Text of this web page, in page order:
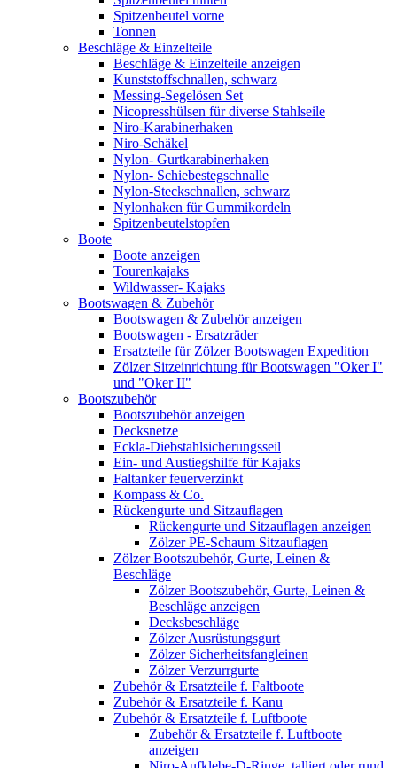
Spitzenbeutel vorne
Tonnen
Beschläge & Einzelteile
Beschläge & Einzelteile anzeigen
Kunststoffschnallen, schwarz
Messing-Segelösen Set
Nicopresshülsen für diverse Stahlseile
Niro-Karabinerhaken
Niro-Schäkel
Nylon- Gurtkarabinerhaken
Nylon- Schiebestegschnalle
Nylon-Steckschnallen, schwarz
Nylonhaken für Gummikordeln
Spitzenbeutelstopfen
Boote
Boote anzeigen
Tourenkajaks
Wildwasser- Kajaks
Bootswagen & Zubehör
Bootswagen & Zubehör anzeigen
Bootswagen - Ersatzräder
Ersatzteile für Zölzer Bootswagen Expedition
Zölzer Sitzeinrichtung für Bootswagen "Oker I"
und "Oker II"
Bootszubehör
Bootszubehör anzeigen
Decksnetze
Eckla-Diebstahlsicherungsseil
Ein- und Austiegshilfe für Kajaks
Faltanker feuerverzinkt
Kompass & Co.
Rückengurte und Sitzauflagen
Rückengurte und Sitzauflagen anzeigen
Zölzer PE-Schaum Sitzauflagen
Zölzer Bootszubehör, Gurte, Leinen &
Beschläge
Zölzer Bootszubehör, Gurte, Leinen &
Beschläge anzeigen
Decksbeschläge
Zölzer Ausrüstungsgurt
Zölzer Sicherheitsfangleinen
Zölzer Verzurrgurte
Zubehör & Ersatzteile f. Faltboote
Zubehör & Ersatzteile f. Kanu
Zubehör & Ersatzteile f. Luftboote
Zubehör & Ersatzteile f. Luftboote
anzeigen